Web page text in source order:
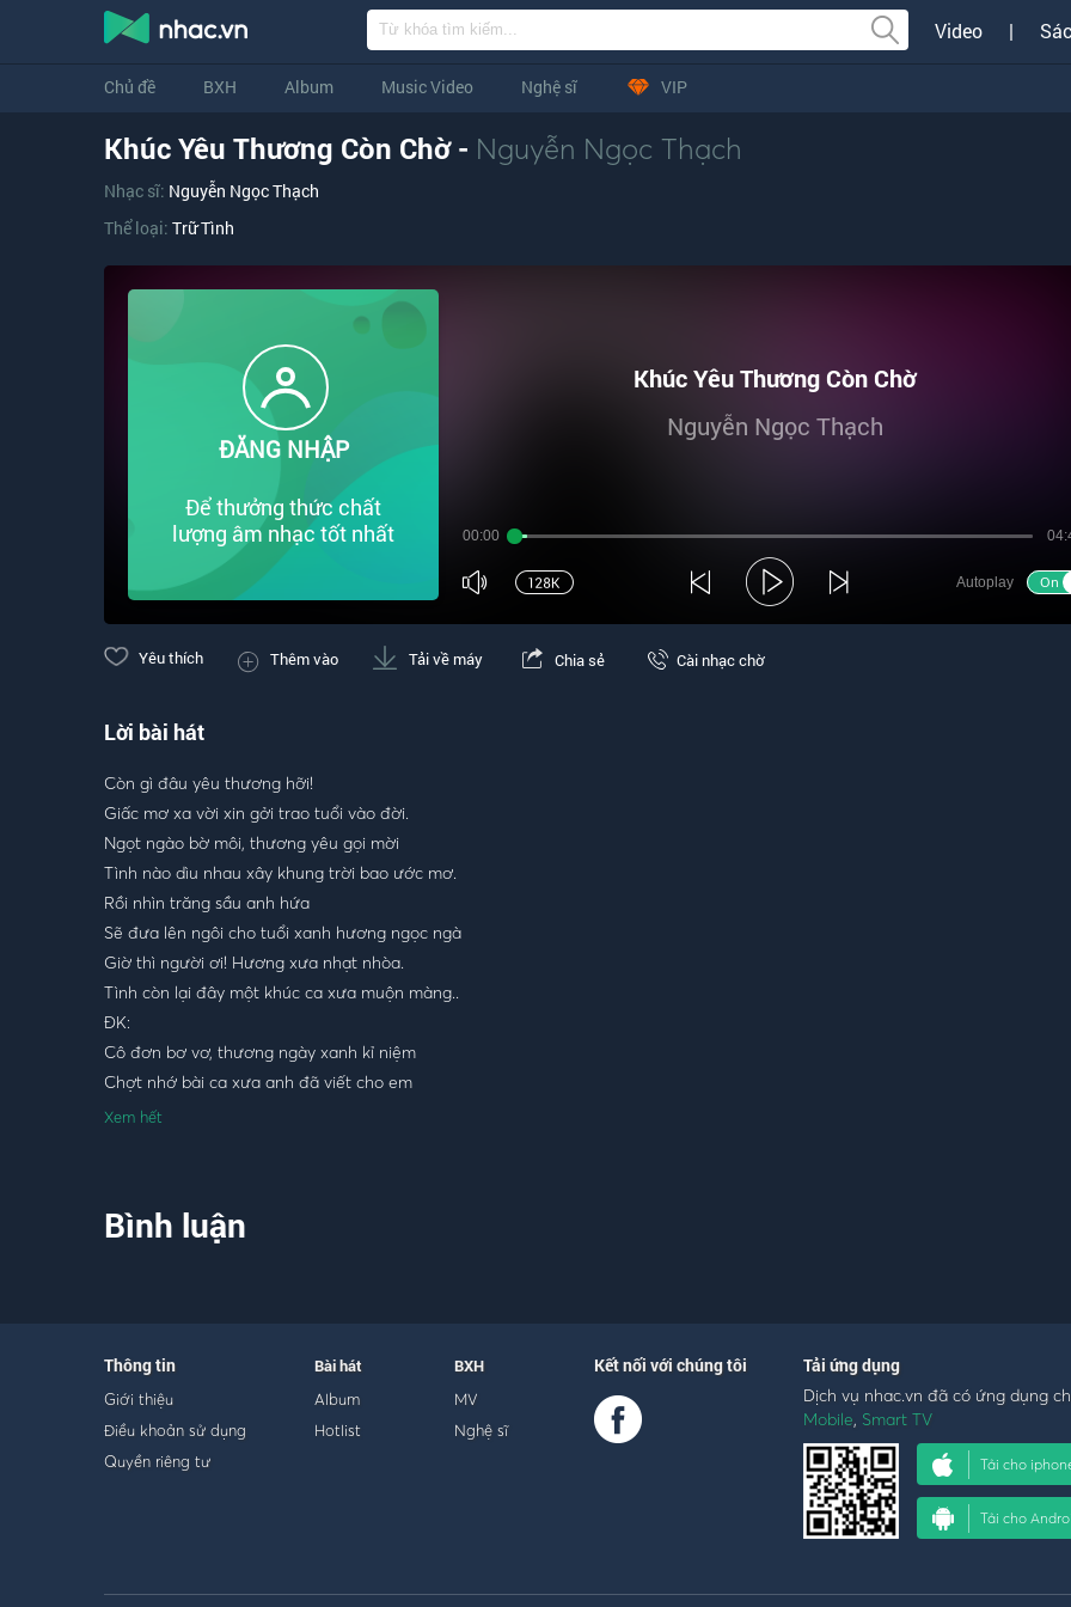
Video |
Chủ đề BXH Album Music Video Nghệ sĩ VIP
Khúc Yêu Thương Còn Chờ - Nguyễn Ngọc Thạch
Nhạc sĩ: Nguyễn Ngọc Thạch
Thể loại: Trữ Tình
Khúc Yêu Thương Còn Chờ
Nguyễn Ngọc Thạch
00:00
Autoplay
ĐĂNG NHẬP
Để thưởng thức chất
lượng âm nhạc tốt nhất
Yêu thích Thêm vào Tải về máy Chia sẻ Cài nhạc chờ
Lời bài hát
Còn gì đâu yêu thương hỡi!
Giấc mơ xa vời xin gởi trao tuổi vào đời.
Ngọt ngào bờ môi, thương yêu gọi mời
Tình nào dìu nhau xây khung trời bao ước mơ.
Rồi nhìn trăng sầu anh hứa
Sẽ đưa lên ngôi cho tuổi xanh hương ngọc ngà
Giờ thì người ơi! Hương xưa nhạt nhòa.
Tình còn lại đây một khúc ca xưa muộn màng..
ĐK:
Cô đơn bơ vơ, thương ngày xanh kỉ niệm
Chợt nhớ bài ca xưa anh đã viết cho em
Đêm dìu cơn mơ, bên yêu thương còn chờ
Tình còn mộng mơ, trăng sao còn chờ
Xem hết
Bình luận
Thông tin
Giới thiệu
Điều khoản sử dụng
Quyền riêng tư
Bài hát
Album
Hotlist
BXH
MV
Nghệ sĩ
Kết nối với chúng tôi Tải ứng dụng
Dịch vụ nhac.vn đã có ứng dụng
Mobile, Smart TV
Tải cho
Tải cho